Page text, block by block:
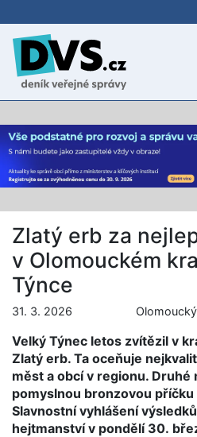
Zlatý erb za
v Olomouckém
Týnce
31. 3. 2026
Velký Týnec letos zvítězil v
Zlatý erb. Ta oceňuje
měst a obcí v regionu. Druhé
pomyslnou bronzovou
Slavnostní vyhlášení
hejtmanství v pondělí 30.